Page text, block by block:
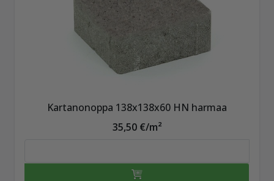
Kartanonoppa 138x138x60 HN harmaa
35,50 €/m²